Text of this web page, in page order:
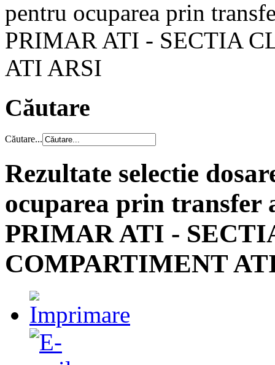
pentru ocuparea prin
PRIMAR ATI - SECTIA
ATI ARSI
Căutare
Căutare...
Rezultate selectie
ocuparea prin transfer
PRIMAR ATI -
COMPARTIMENT